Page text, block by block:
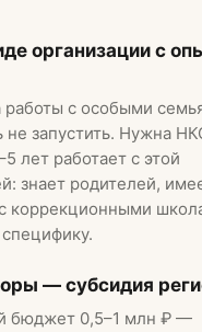
организации с
работы с особыми
не запустить. Нужна
лет работает с этой
знает родителей,
коррекционными
— субсидия
бюджет 0,5–1 млн ₽ —